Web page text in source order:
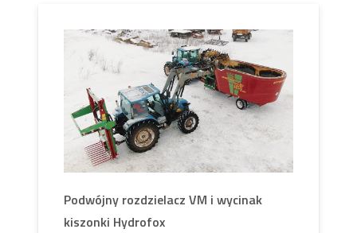
Podwójny rozdzielacz VM i wycinak
kiszonki Hydrofox